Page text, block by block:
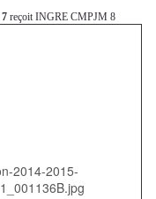
reçoit INGRE CMPJM 8